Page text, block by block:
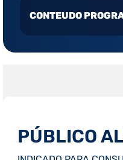
CONTEUDO
PÚBLICO